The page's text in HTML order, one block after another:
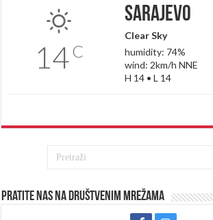
14C
Sarajevo
Clear Sky
humidity: 74%
wind: 2km/h NNE
H 14 • L 14
Pratite nas na društvenim mrežama